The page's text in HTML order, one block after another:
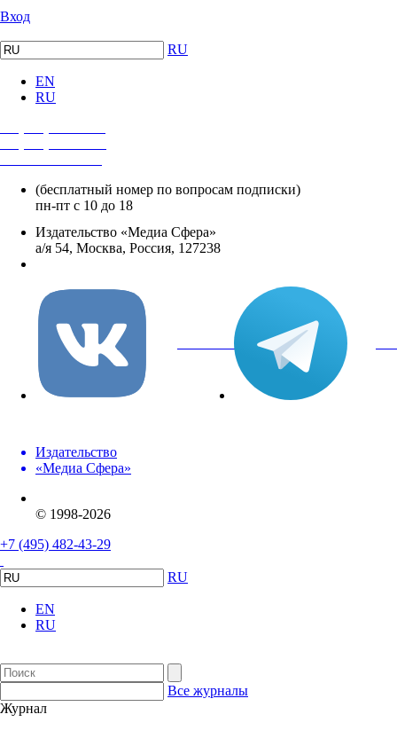
Вход
RU
EN
RU
(бесплатный номер по вопросам подписки)
пн-пт с 10 до 18
Издательство «Медиа Сфера»
а/я 54, Москва, Россия, 127238
вКонтакте
Издательство
«Медиа Сфера»
© 1998-2026
+7 (495) 482-43-29
RU
EN
RU
Все журналы
Журнал